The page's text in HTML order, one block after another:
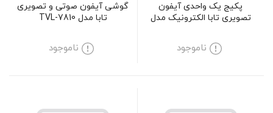
پکیج یک واحدی آیفون
تصویری تابا الکترونیک مدل
ناموجود
گوشی آیفون صوتی و تصویری
تابا مدل TVL-7810
ناموجود